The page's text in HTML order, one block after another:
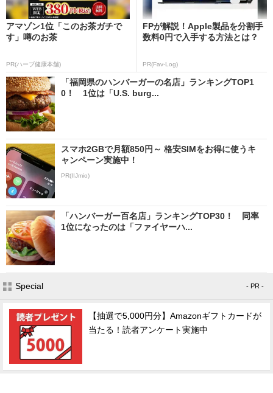
アマゾン1位「このお茶ガチで
す」噂のお茶
PR(ハーブ健康本舗)
FPが解説！Apple製品を分割手
数料0円で入手する方法とは？
PR(Fav-Log)
「福岡県のハンバーガーの名店」ランキングTOP1
0！ 1位は「U.S. burg...
スマホ2GBで月額850円～ 格安SIMをお得に使うキ
ャンペーン実施中！
PR(IIJmio)
「ハンバーガー百名店」ランキングTOP30！ 同率
1位になったのは「ファイヤーハ...
Special - PR -
【抽選で5,000円分】Amazonギフトカードが
当たる！読者アンケート実施中